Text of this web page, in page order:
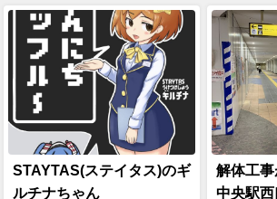
STAYTAS(ステイタス)のギ
ルチナちゃん
解体工
中央駅